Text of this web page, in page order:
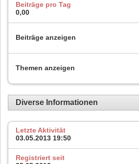
Beiträge pro Tag
0,00
Beiträge anzeigen
Themen anzeigen
Diverse Informationen
Letzte Aktivität
03.05.2013 19:50
Registriert seit